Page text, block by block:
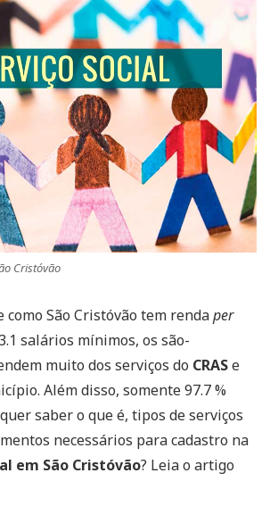
Cristóvão
como São Cristóvão tem rendaper
salários mínimos, os são-
muito dos serviços do CRASe
Além disso, somente 97.7 %
saber o que é, tipos de serviços
necessários para cadastro na
em São Cristóvão? Leia o artigo